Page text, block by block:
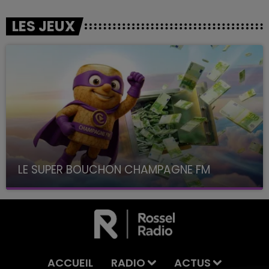
LES JEUX
LE SUPER BOUCHON CHAMPAGNE FM
avec La Famille Champagne FM, à 8H10
ACCUEIL RADIO ACTUS